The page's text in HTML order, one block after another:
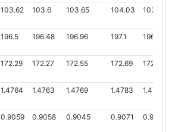
103.62 103.6 103.65 104.03 103.55
196.5 196.48 196.96 197.1 196.44
172.29 172.27 172.55 172.69 172.25
1.4764 1.4763 1.4769 1.4783 1.4758
0.9059 0.9058 0.9045 0.9071 0.9041